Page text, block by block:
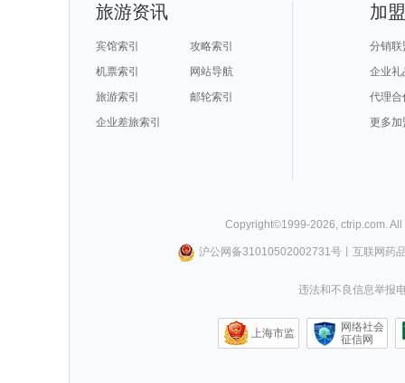
旅游资讯
宾馆索引
攻略索引
机票索引
网站导航
旅游索引
邮轮索引
企业差旅索引
加
分销联
企业礼
代理合
更多加
Copyright©1999-2026, ctrip.com.
沪公网备31010502002731号丨 互联网药
违法和不良信息举报
上海市监
网络社会
征信网